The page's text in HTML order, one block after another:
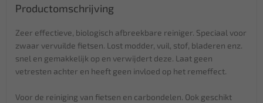
Productomschrijving
Zeer effectieve, biologisch afbreekbare reiniger. Speciaal voor
zwaar vervuilde fietsen. Lost modder, vuil, stof, bladeren enz.
snel en gemakkelijk op en verwijdert deze. Laat geen
vetresten achter en heeft geen invloed op het remeffect.
Voor de reiniging van fietsen en carbondelen. Ook geschikt